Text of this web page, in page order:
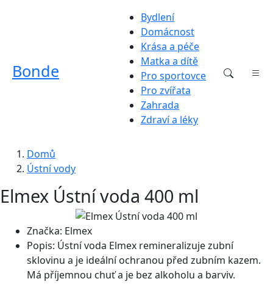
Bonde
Bydlení
Domácnost
Krása a péče
Matka a dítě
Pro sportovce
Pro zvířata
Zahrada
Zdraví a léky
Domů
Ústní vody
Elmex Ústní voda 400 ml
Značka: Elmex
Popis: Ústní voda Elmex remineralizuje zubní
sklovinu a je ideální ochranou před zubním kazem.
Má příjemnou chuť a je bez alkoholu a barviv.